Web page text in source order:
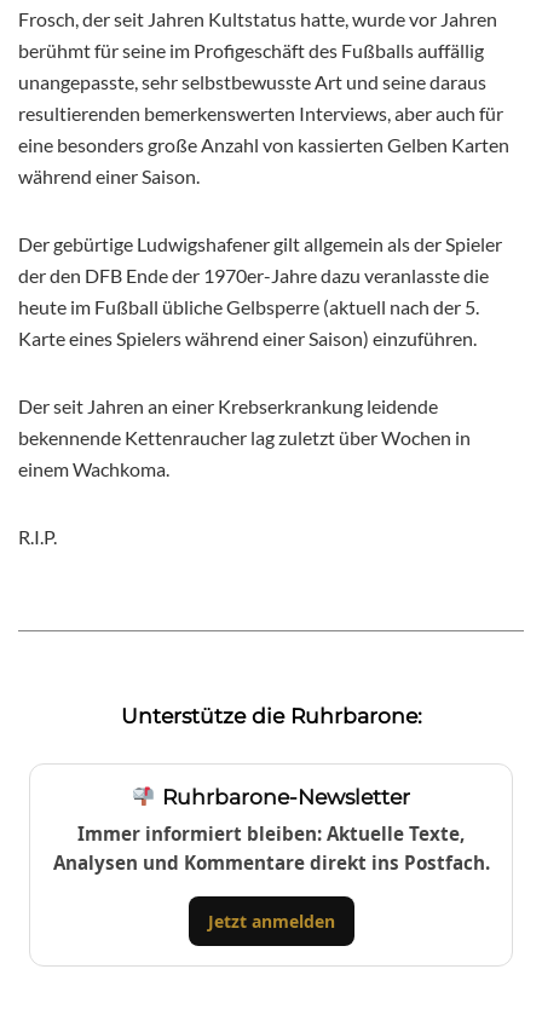
Frosch, der seit Jahren Kultstatus hatte, wurde vor Jahren
berühmt für seine im Profigeschäft des Fußballs auffällig
unangepasste, sehr selbstbewusste Art und seine daraus
resultierenden bemerkenswerten Interviews, aber auch für
eine besonders große Anzahl von kassierten Gelben Karten
während einer Saison.
Der gebürtige Ludwigshafener gilt allgemein als der Spieler
der den DFB Ende der 1970er-Jahre dazu veranlasste die
heute im Fußball übliche Gelbsperre (aktuell nach der 5.
Karte eines Spielers während einer Saison) einzuführen.
Der seit Jahren an einer Krebserkrankung leidende
bekennende Kettenraucher lag zuletzt über Wochen in
einem Wachkoma.
R.I.P.
Unterstütze die Ruhrbarone:
Ruhrbarone-Newsletter
Immer informiert bleiben: Aktuelle Texte,
Analysen und Kommentare direkt ins Postfach.
Jetzt anmelden